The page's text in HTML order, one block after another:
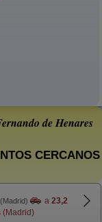
de Henares
CERCANOS
(Madrid) a 23,2
(Madrid)